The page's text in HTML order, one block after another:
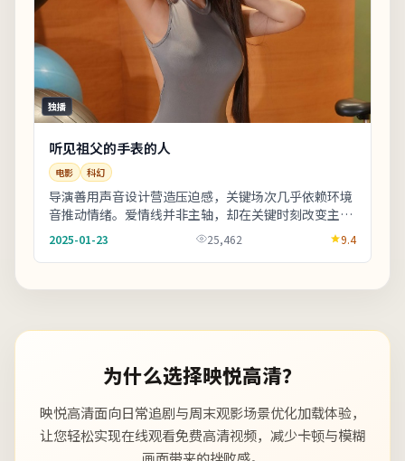
独播
听见祖父的手表的人
电影 科幻
导演善用声音设计营造压迫感，关键场次几乎依赖环境
音推动情绪。爱情线并非主轴，却在关键时刻改变主角
的行动轨迹。整体来看，这是一部类型元素清晰、人
物...
2025-01-23 25,462 9.4
为什么选择映悦高清？
映悦高清面向日常追剧与周末观影场景优化加载体验，
让您轻松实现在线观看免费高清视频，减少卡顿与模糊